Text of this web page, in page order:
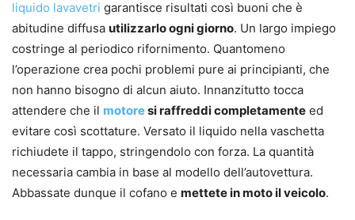
liquido lavavetri garantisce risultati così buoni che è
abitudine diffusa utilizzarlo ogni giorno. Un largo impiego
costringe al periodico rifornimento. Quantomeno
l’operazione crea pochi problemi pure ai principianti, che
non hanno bisogno di alcun aiuto. Innanzitutto tocca
attendere che il motoresi raffreddi completamente ed
evitare così scottature. Versato il liquido nella vaschetta
richiudete il tappo, stringendolo con forza. La quantità
necessaria cambia in base al modello dell’autovettura.
Abbassate dunque il cofano e mettete in moto il veicolo.